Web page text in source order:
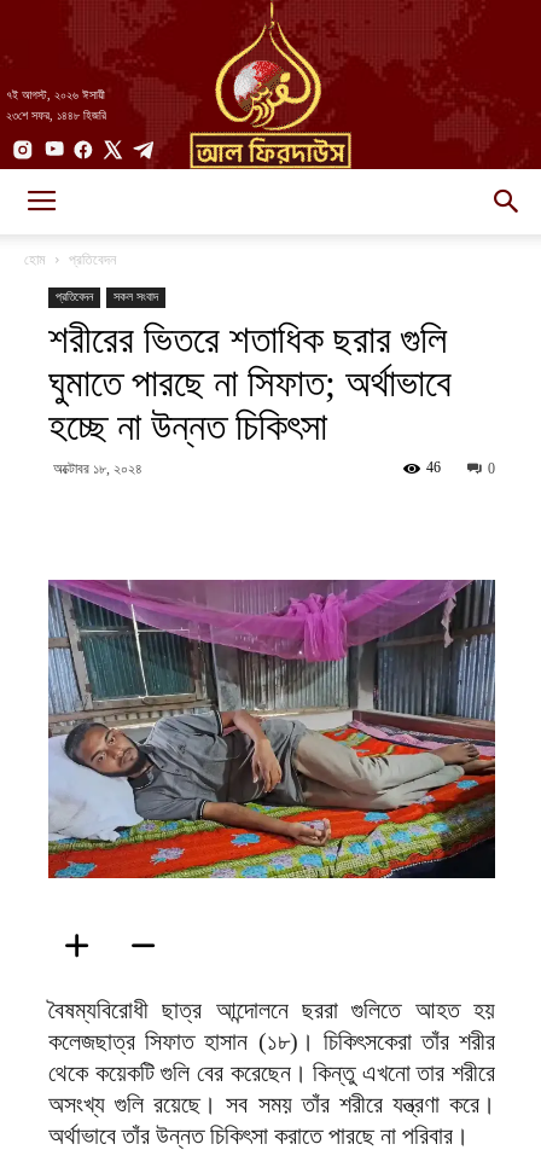
৭ই আগস্ট, ২০২৬ ঈসায়ী
২৩শে সফর, ১৪৪৮ হিজরি
||
আল-
হোম প্রতিবেদন
প্রতিবেদন সকল সংবাদ
শরীরের ভিতরে শতাধিক ছরার গুলি
ঘুমাতে পারছে না সিফাত; অর্থাভাবে
হচ্ছে না উন্নত চিকিৎসা
অক্টোবর ১৮, ২০২৪ 0
46
বৈষম্যবিরোধী ছাত্র আন্দোলনে ছররা গুলিতে আহত হয়
কলেজছাত্র সিফাত হাসান (১৮)। চিকিৎসকেরা তাঁর শরীর
থেকে কয়েকটি গুলি বের করেছেন। কিন্তু এখনো তার শরীরে
অসংখ্য গুলি রয়েছে। সব সময় তাঁর শরীরে যন্ত্রণা করে।
অর্থাভাবে তাঁর উন্নত চিকিৎসা করাতে পারছে না পরিবার।